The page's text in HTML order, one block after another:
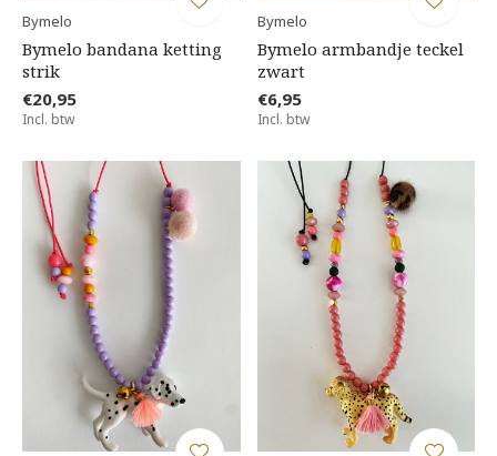
Bymelo
Bymelo bandana ketting
strik
€20,95
Incl. btw
Bymelo
Bymelo armbandje teckel
zwart
€6,95
Incl. btw